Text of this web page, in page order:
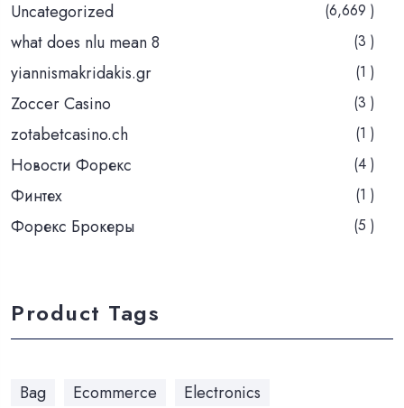
Uncategorized (6,669 )
what does nlu mean 8 (3 )
yiannismakridakis.gr (1 )
Zoccer Casino (3 )
zotabetcasino.ch (1 )
Новости Форекс (4 )
Финтех (1 )
Форекс Брокеры (5 )
Product Tags
Bag Ecommerce
Electronics